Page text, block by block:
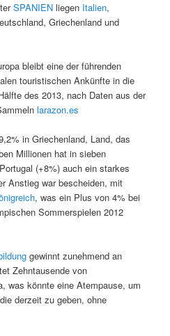
SPANIEN liegen Italien,
Griechenland und
bleibt eine der führenden
touristischen Ankünfte in die
des 2013, nach Daten aus der
larazon.es
in Griechenland, Land, das
Millionen hat in sieben
(+8%) auch ein starkes
Anstieg war bescheiden, mit
, was ein Plus von 4% bei
Sommerspielen 2012
gewinnt zunehmend an
Zehntausende von
was könnte eine Atempause, um
derzeit zu geben, ohne